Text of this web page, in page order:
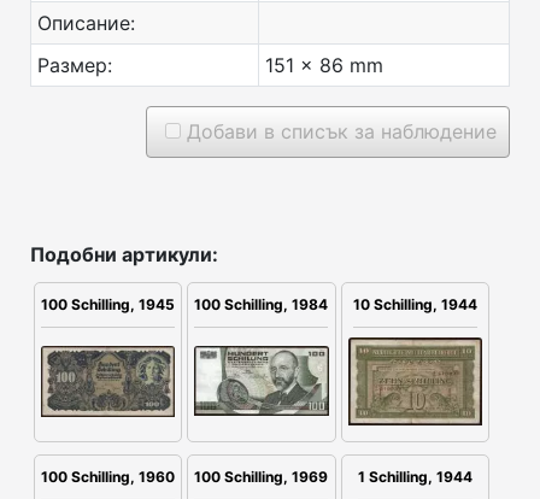
Описание:
Размер:
151 x 86 mm
Добави в списък за наблюдение
Подобни артикули:
100 Schilling, 1945 100 Schilling, 1984 10 Schilling, 1944
100 Schilling, 1960 100 Schilling, 1969 1 Schilling, 1944